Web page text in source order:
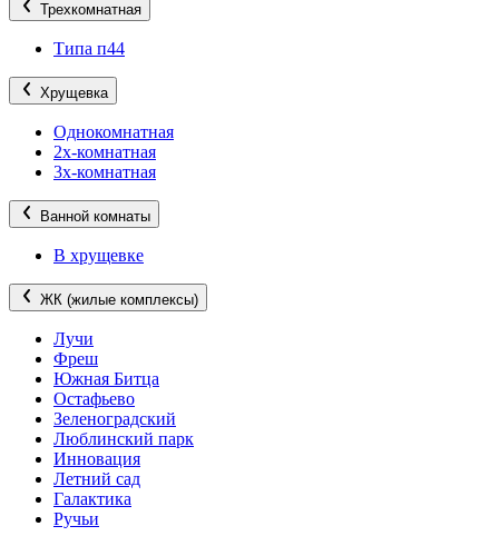
Трехкомнатная
Типа п44
Хрущевка
Однокомнатная
2х-комнатная
3х-комнатная
Ванной комнаты
В хрущевке
ЖК (жилые комплексы)
Лучи
Фреш
Южная Битца
Остафьево
Зеленоградский
Люблинский парк
Инновация
Летний сад
Галактика
Ручьи